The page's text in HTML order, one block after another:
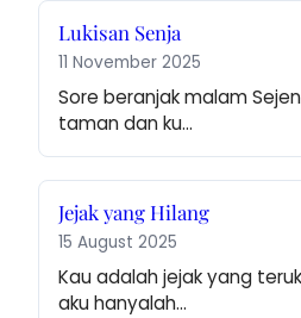
Lukisan Senja
11 November 2025
Sore beranjak malam
taman dan ku…
Jejak yang Hilang
15 August 2025
Kau adalah jejak yang
aku hanyalah…